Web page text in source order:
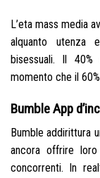
L’eta mass media
alquanto utenza
bisessuali. Il
momento che il
Bumble App
Bumble addirittura
ancora offrire
concorrenti. In